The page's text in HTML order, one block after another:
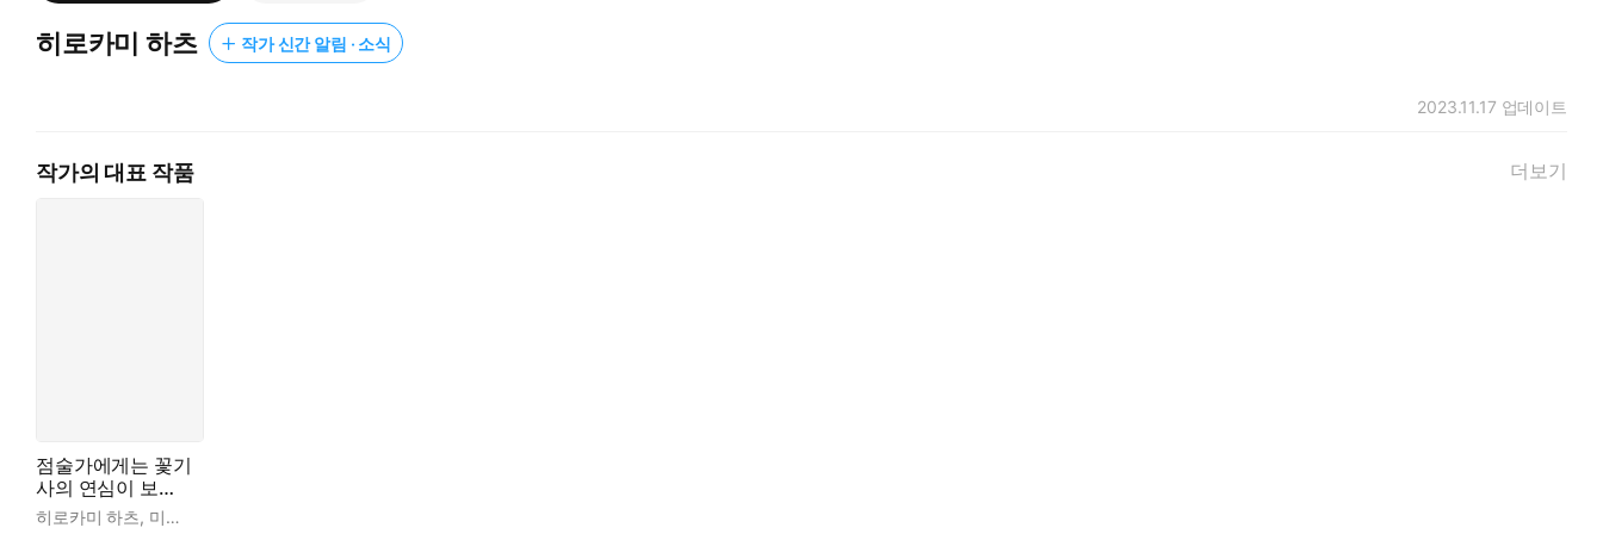
히로카미 하츠 작가 신간 알림 · 소식
2023.11.17 업데이트
작가의 대표 작품 더보기
점술가에게는 꽃기
사의 연심이 보이
고 있습니다
히로카미 하츠, 미쿠라